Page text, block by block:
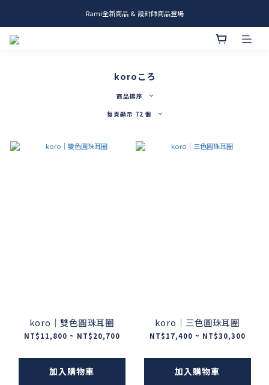
me.ie & A-Y2 新發售
Rami全新商品 & 設計師商品登場
koroころ
商品排序
每頁顯示 72 個
koro｜雙色圓珠耳圈
NT$11,800 ~ NT$20,700
加入購物車
koro｜三色圓珠耳圈
NT$17,400 ~ NT$30,300
加入購物車